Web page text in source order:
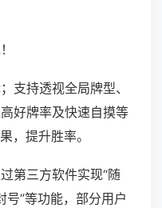
支持透视全局牌型、
好牌率及快速自摸等
，提升胜率。
第三方软件实现“随
号”等功能，部分用户